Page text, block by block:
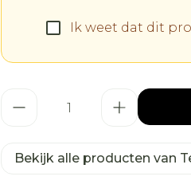
Ik weet dat dit
Bekijk alle producten van